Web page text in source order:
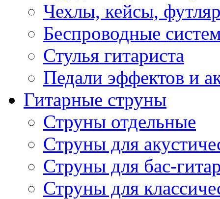
Чехлы, кейсы,
Беспроводные
Стулья гитариста
Педали эффектов и
Гитарные струны
Струны отдельные
Струны для
Струны для бас-
Струны для